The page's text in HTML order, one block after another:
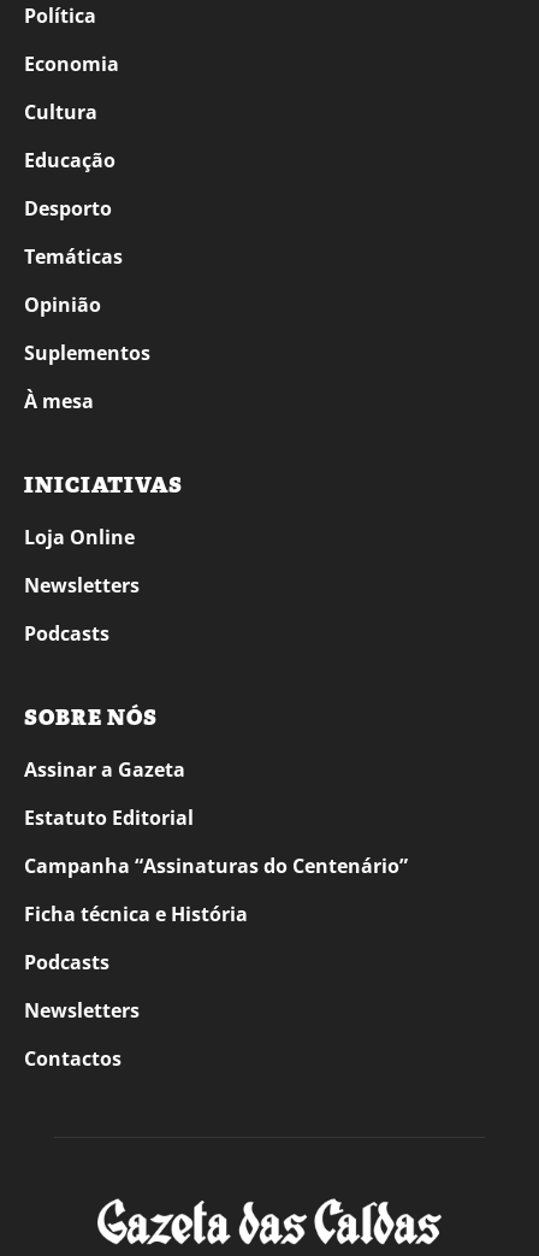
Política
Economia
Cultura
Educação
Desporto
Temáticas
Opinião
Suplementos
À mesa
INICIATIVAS
Loja Online
Newsletters
Podcasts
SOBRE NÓS
Assinar a Gazeta
Estatuto Editorial
Campanha “Assinaturas do Centenário”
Ficha técnica e História
Podcasts
Newsletters
Contactos